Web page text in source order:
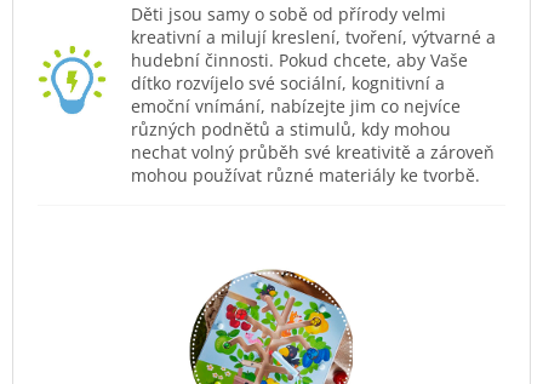
Děti jsou samy o sobě od přírody velmi
kreativní a milují kreslení, tvoření, výtvarné a
hudební činnosti. Pokud chcete, aby Vaše
dítko rozvíjelo své sociální, kognitivní a
emoční vnímání, nabízejte jim co nejvíce
různých podnětů a stimulů, kdy mohou
nechat volný průběh své kreativitě a zároveň
mohou používat různé materiály ke tvorbě.